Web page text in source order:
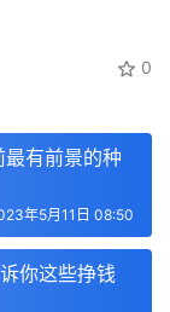
0
有前景的种
年5月11日 08:50
你这些挣钱